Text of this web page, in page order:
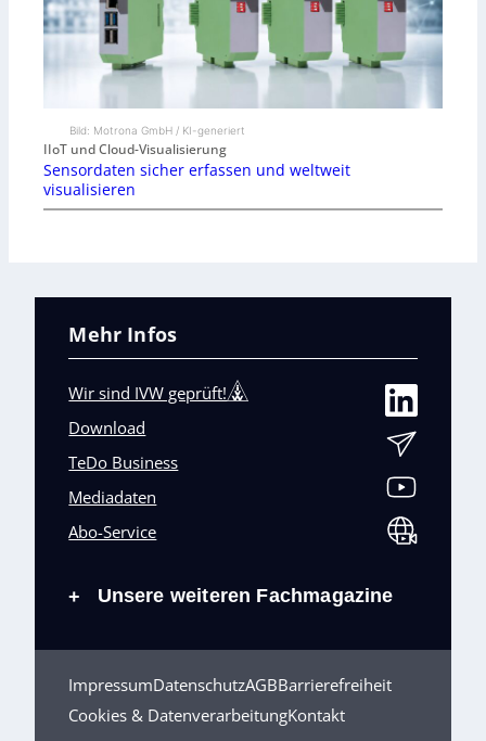
Bild: Motrona GmbH / KI-generiert
IIoT und Cloud-Visualisierung
Sensordaten sicher erfassen und weltweit
visualisieren
Mehr Infos
Wir sind IVW geprüft!
Download
TeDo Business
Mediadaten
Abo-Service
+ Unsere weiteren Fachmagazine
ImpressumDatenschutzAGBBarrierefreiheit
Cookies & DatenverarbeitungKontakt